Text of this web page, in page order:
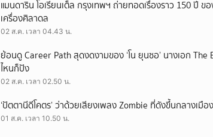
แมนดาริน โอเรียนเต็ล กรุงเทพฯ ถ่ายทอดเรื่องราว 150 ปี ข
เครื่องศิลาดล
02 ส.ค. เวลา 04.43 น.
ย้อนดู Career Path สุดงดงามของ ‘โน ยุนซอ’ นางเอก
ไหนก็ปัง
02 ส.ค. เวลา 02.50 น.
‘ปัตตานีดีโคตร’ ว่าด้วยเสียงเพลง Zombie ที่ดังขึ้นกลางเมื
01 ส.ค. เวลา 10.50 น.